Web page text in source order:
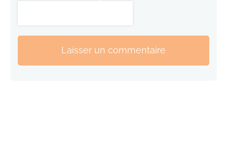
Laisser un commentaire